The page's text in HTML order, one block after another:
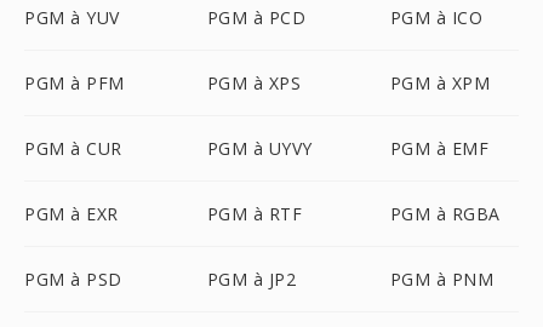
PGM à YUV PGM à PCD PGM à ICO
PGM à PFM PGM à XPS PGM à XPM
PGM à CUR PGM à UYVY PGM à EMF
PGM à EXR PGM à RTF PGM à RGBA
PGM à PSD PGM à JP2 PGM à PNM